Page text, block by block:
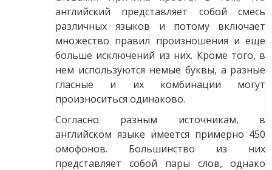
английский представляет собой смесь
различных языков и потому включает
множество правил произношения и еще
больше исключений из них. Кроме того, в
нем используются немые буквы, а разные
гласные и их комбинации могут
произноситься одинаково.
Согласно разным источникам, в
английском языке имеется примерно 450
омофонов. Большинство из них
представляет собой пары слов, однако